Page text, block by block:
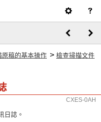
原稿的基本操作 > 檢查掃描文件
CXES-0AH
日誌。